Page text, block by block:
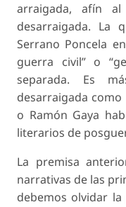
arraigada, afín
desarraigada. La
Serrano Poncela
guerra civil” o
separada. Es
desarraigada como
o Ramón Gaya
literarios de
La premisa
narrativas de las
debemos olvidar